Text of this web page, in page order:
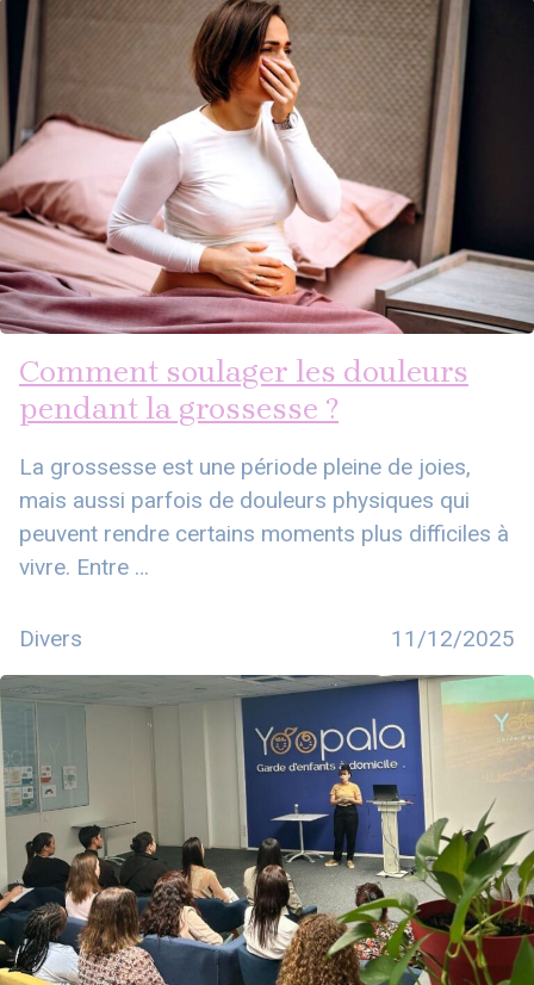
Comment soulager les douleurs
pendant la grossesse ?
La grossesse est une période pleine de joies,
mais aussi parfois de douleurs physiques qui
peuvent rendre certains moments plus difficiles à
vivre. Entre …
Divers 11/12/2025